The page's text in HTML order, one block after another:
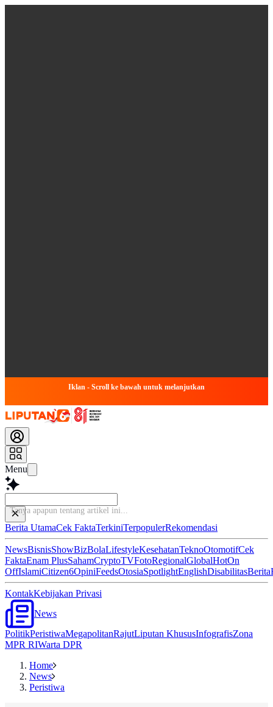
Iklan - Scroll ke bawah untuk melanjutkan
Menu
Tanya apapun tentang art
Berita UtamaCek FaktaTerkiniTerpopulerRekomendasi
NewsBisnisShowBizBolaLifestyleKesehatanTeknoOtomotifCek
FaktaEnam PlusSahamCryptoTVFotoRegionalGlobalHotOn
OffIslamiCitizen6OpiniFeedsOtosiaSpotlightEnglishDisabilitasBerita
KontakKebijakan Privasi
News
PolitikPeristiwaMegapolitanRajutLiputan KhususInfografisZona
MPR RIWarta DPR
Home
News
Peristiwa